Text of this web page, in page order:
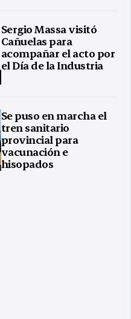
Sergio Massa visitó
Cañuelas para
acompañar el acto por
el Día de la Industria
Se puso en marcha el
tren sanitario
provincial para
vacunación e
hisopados